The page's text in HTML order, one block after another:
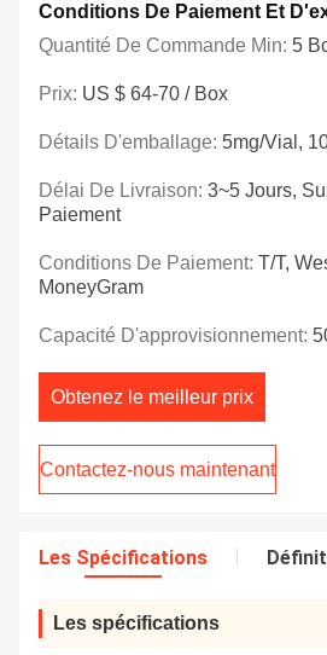
Conditions De Paiement Et
Quantité De Commande Min: 5
Prix: US $ 64-70 / Box
Détails D'emballage: 5mg/vial,
Délai De Livraison: 3~5 Jours,
Paiement
Conditions De Paiement: T/T,
MoneyGram
Capacité D'approvisionnement:
Obtenez le meilleur prix
Contactez-nous maintenant
Les Spécifications
Les spécifications